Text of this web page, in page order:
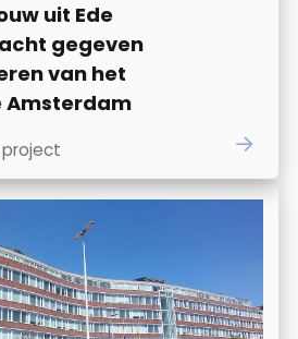
uit Ede
gegeven
van het
Amsterdam